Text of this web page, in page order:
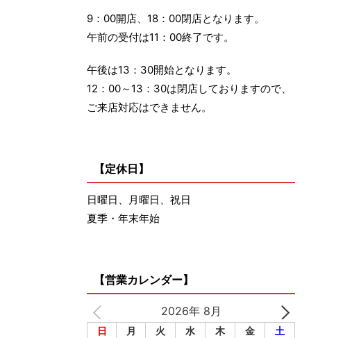
9：00開店、18：00閉店となります。
午前の受付は11：00終了です。
午後は13：30開始となります。
12：00～13：30は閉店しておりますので、
ご来店対応はできません。
【定休日】
日曜日、月曜日、祝日
夏季・年末年始
【営業カレンダー】
2026年 8月
日 月 火 水 木 金 土